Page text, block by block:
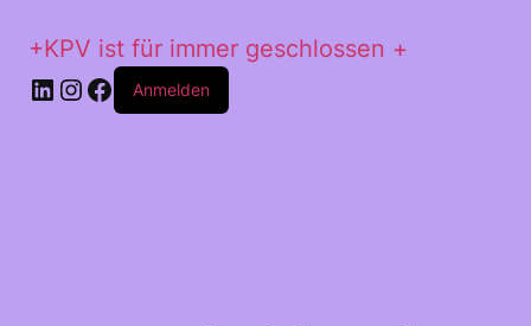
+KPV ist für immer geschlossen +
LinkedIn
Instagram
Facebook
Anmelden